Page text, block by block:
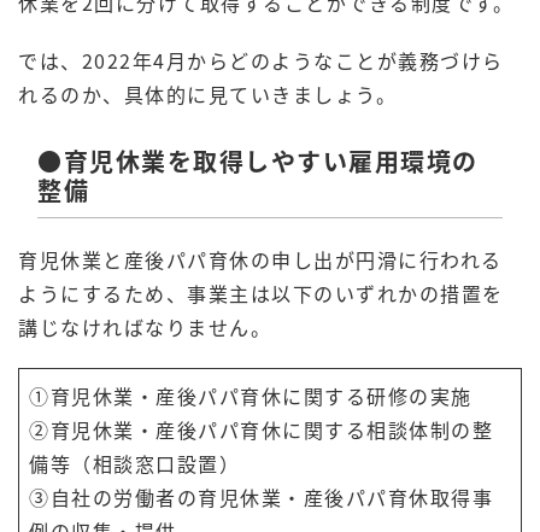
では、2022年4月からどのようなことが義務づけら
れるのか、具体的に見ていきましょう。
●育児休業を取得しやすい雇用環境の
整備
育児休業と産後パパ育休の申し出が円滑に行われる
ようにするため、事業主は以下のいずれかの措置を
講じなければなりません。
①育児休業・産後パパ育休に関する研修の実施
②育児休業・産後パパ育休に関する相談体制の整
備等（相談窓口設置）
③自社の労働者の育児休業・産後パパ育休取得事